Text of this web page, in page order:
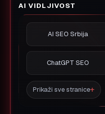
AI VIDLJIVOST
AI SEO Srbija
ChatGPT SEO
Prikaži sve stranice